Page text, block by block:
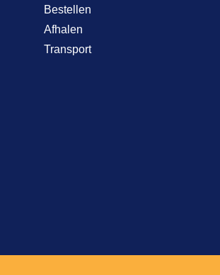
Bestellen
Afhalen
Transport